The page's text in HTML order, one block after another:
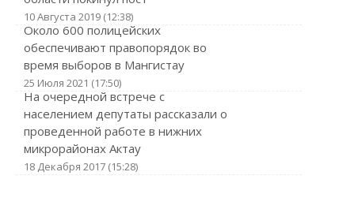
10 Августа 2019 (12:38)
Около 600 полицейских
обеспечивают правопорядок во
время выборов в Мангистау
25 Июля 2021 (17:50)
На очередной встрече с
населением депутаты рассказали о
проведенной работе в нижних
микрорайонах Актау
18 Декабря 2017 (15:28)